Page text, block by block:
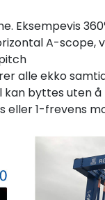
Eksempevis
A-
alle ekko
kan byttes uten
eller 1-frevens